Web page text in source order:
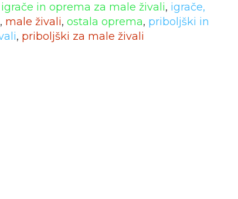
igrače in oprema za male živali, igrače,
, male živali, ostala oprema, priboljški in
, priboljški za male živali